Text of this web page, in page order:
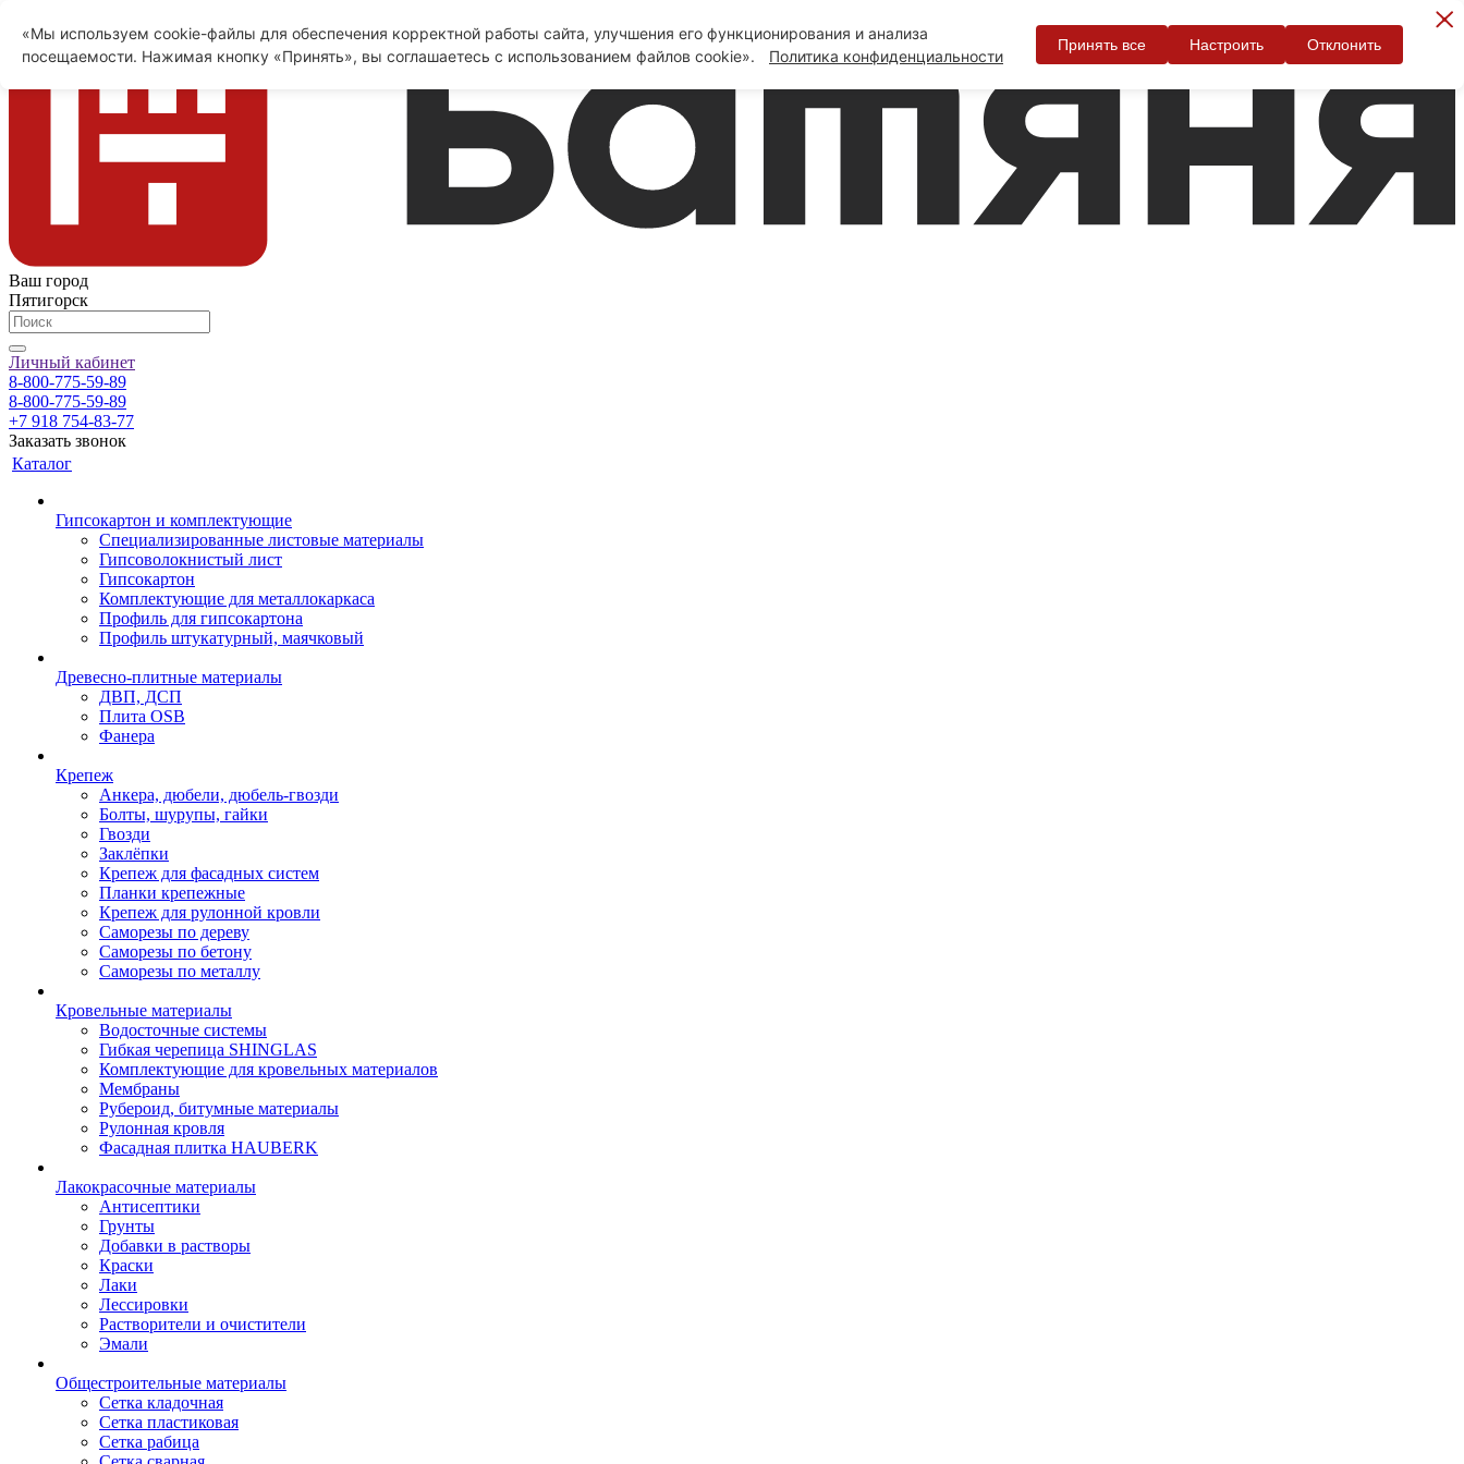
Ваш город
Пятигорск
Личный кабинет
8-800-775-59-89
8-800-775-59-89
+7 918 754-83-77
Заказать звонок
Каталог
Гипсокартон и комплектующие
Специализированные листовые материалы
Гипсоволокнистый лист
Гипсокартон
Комплектующие для металлокаркаса
Профиль для гипсокартона
Профиль штукатурный, маячковый
Древесно-плитные материалы
ДВП, ДСП
Плита OSB
Фанера
Крепеж
Анкера, дюбели, дюбель-гвозди
Болты, шурупы, гайки
Гвозди
Заклёпки
Крепеж для фасадных систем
Планки крепежные
Крепеж для рулонной кровли
Саморезы по дереву
Саморезы по бетону
Саморезы по металлу
Кровельные материалы
Водосточные системы
Гибкая черепица SHINGLAS
Комплектующие для кровельных материалов
Мембраны
Рубероид, битумные материалы
Рулонная кровля
Фасадная плитка HAUBERK
Лакокрасочные материалы
Антисептики
Грунты
Добавки в растворы
Краски
Лаки
Лессировки
Растворители и очистители
Эмали
Общестроительные материалы
Сетка кладочная
Сетка пластиковая
Сетка рабица
«Мы используем cookie-файлы для обеспечения корректной работы сайта, улучшения его функционирования и анализа
посещаемости. Нажимая кнопку «Принять», вы соглашаетесь с использованием файлов cookie».
Политика конфиденциальности
Принять все Настроить Отклонить